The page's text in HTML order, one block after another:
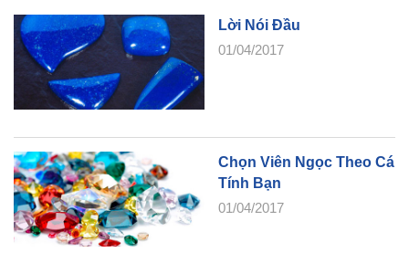
Lời Nói Đầu
01/04/2017
Chọn Viên Ngọc Theo Cá
Tính Bạn
01/04/2017